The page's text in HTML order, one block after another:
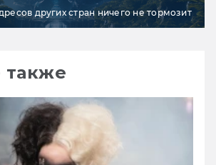
других стран ничего не тормозит
также